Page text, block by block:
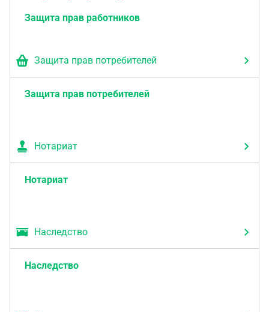
Защита прав работников
Защита прав потребителей
Защита прав потребителей
Нотариат
Нотариат
Наследство
Наследство